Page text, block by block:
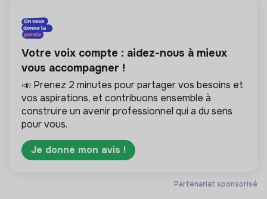
Partenariat sponsorisé
Votre voix compte : aidez-nous à mieux
vous accompagner !
📣 Prenez 2 minutes pour partager vos besoins et
vos aspirations, et contribuons ensemble à
construire un avenir professionnel qui a du sens
pour vous.
Je donne mon avis !